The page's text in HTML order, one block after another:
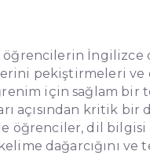
öğrencilerin
pekiştirmeleri ve
için sağlam bir
açısından kritik bir
öğrenciler, dil bilgisi
dağarcığını ve